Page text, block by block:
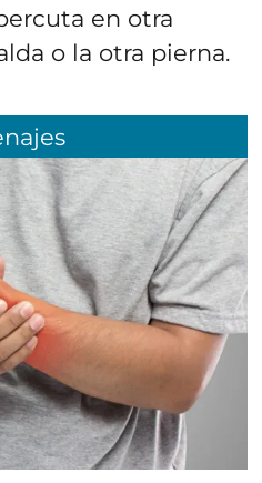
en otra
o la otra pierna.